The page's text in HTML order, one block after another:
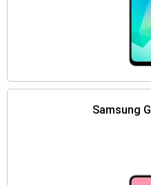
Samsung